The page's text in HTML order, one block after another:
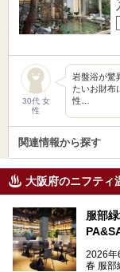
30代 女
性
岩盤浴が驚
たいお財布
性…
関連情報から探す
大阪府のニフティ
服部
2026年
春 服部